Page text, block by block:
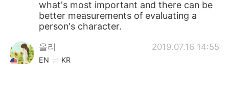
what's most important and there can be
better measurements of evaluating a
person's character.
올리 2019.07.16 14:55
EN KR